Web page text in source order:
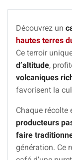
Découvrez un
hautes terres
Ce terroir
d’altitude,
volcaniques
favorisent la
Chaque récolte
producteurs
faire
génération. Ce